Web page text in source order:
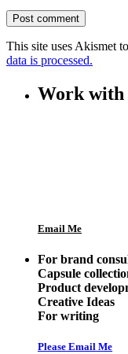
This site uses Akismet
data is processed.
Work with
Email Me
For brand
Capsule
Product
Creative Ideas
For writing
Please Email Me